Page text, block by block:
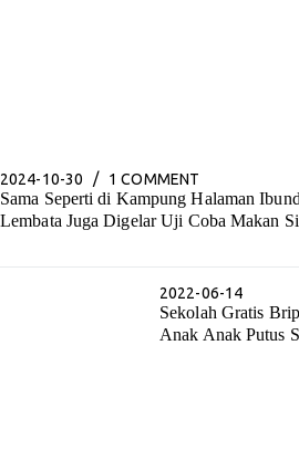
2024-10-30 1 COMMENT
Sama Seperti di Kampung Halaman
Lembata Juga Digelar Uji Coba Makan
2022-06-14
Sekolah Gratis
Anak Anak Putus